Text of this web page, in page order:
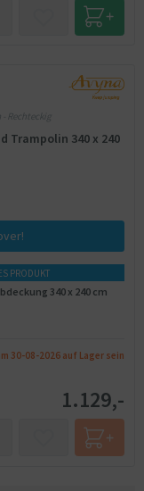
Rechteckig
Trampolin 340 x 240
PRODUKT
340 x 240 cm
30-08-2026 auf Lager sein
1.129,-